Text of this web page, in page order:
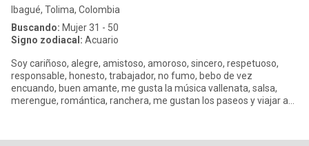
Ibagué, Tolima, Colombia
Buscando: Mujer 31 - 50
Signo zodiacal: Acuario
Soy cariñoso, alegre, amistoso, amoroso, sincero, respetuoso,
responsable, honesto, trabajador, no fumo, bebo de vez
encuando, buen amante, me gusta la música vallenata, salsa,
merengue, romántica, ranchera, me gustan los paseos y viajar a